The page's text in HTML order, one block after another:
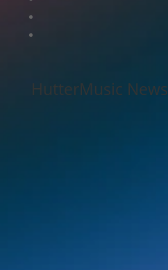
HutterMusic News